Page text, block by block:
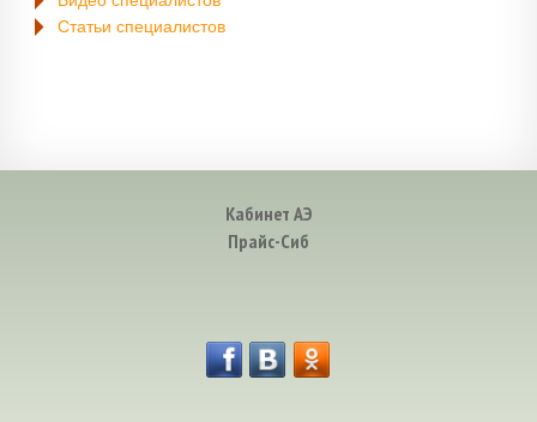
Статьи специалистов
Кабинет АЭ
Прайс-Сиб